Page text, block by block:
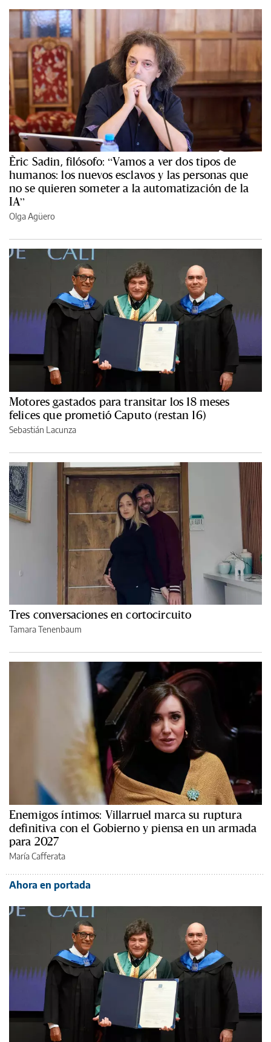
Èric Sadin, filósofo: “Vamos a ver dos tipos de
humanos: los nuevos esclavos y las personas que
no se quieren someter a la automatización de la
IA”
Olga Agüero
Motores gastados para transitar los 18 meses
felices que prometió Caputo (restan 16)
Sebastián Lacunza
Tres conversaciones en cortocircuito
Tamara Tenenbaum
Enemigos íntimos: Villarruel marca su ruptura
definitiva con el Gobierno y piensa en un armada
para 2027
María Cafferata
Ahora en portada